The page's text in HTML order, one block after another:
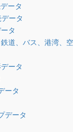
ータ
ータ
タ
道、バス、港湾、
ータ
ータ
データ